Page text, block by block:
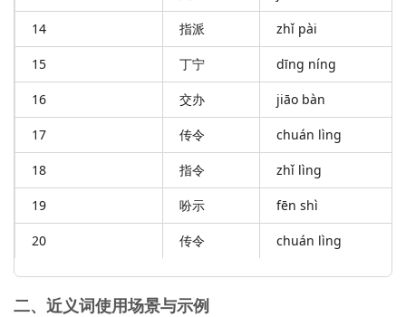
14 指派 zhǐ pài
15 丁宁 dīng níng
16 交办 jiāo bàn
17 传令 chuán lìng
18 指令 zhǐ lìng
19 吩示 fēn shì
20 传令 chuán lìng
二、近义词使用场景与示例